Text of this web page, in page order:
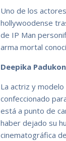
Uno de los
hollywoodense
de IP Man
arma mortal
Deepika
La actriz y
confeccionado
está a punto de
haber dejado su
cinematográfica